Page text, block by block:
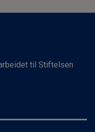
til Stiftelsen